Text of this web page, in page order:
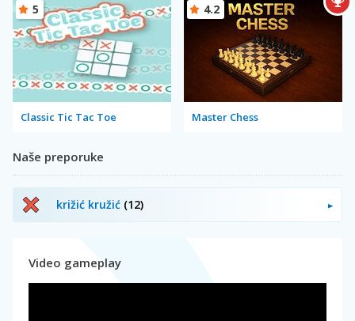
Classic Tic Tac Toe
5
Master Chess
4.2
Naše preporuke
križić kružić (12)
Video gameplay